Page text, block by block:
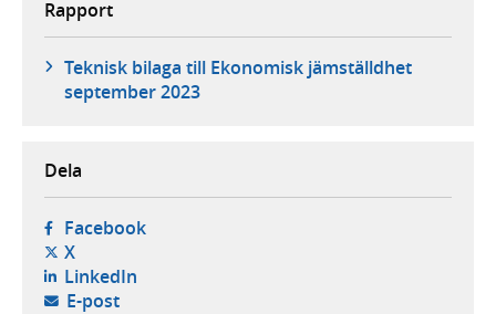
Rapport
Teknisk bilaga till Ekonomisk jämställdhet
september 2023
Dela
Facebook- öppnas i ny flik, extern webbplats,
X- öppnas i ny flik, extern webbplats,
LinkedIn- öppnas i ny flik, extern webbplats,
E-post- öppnar din e-postklient,